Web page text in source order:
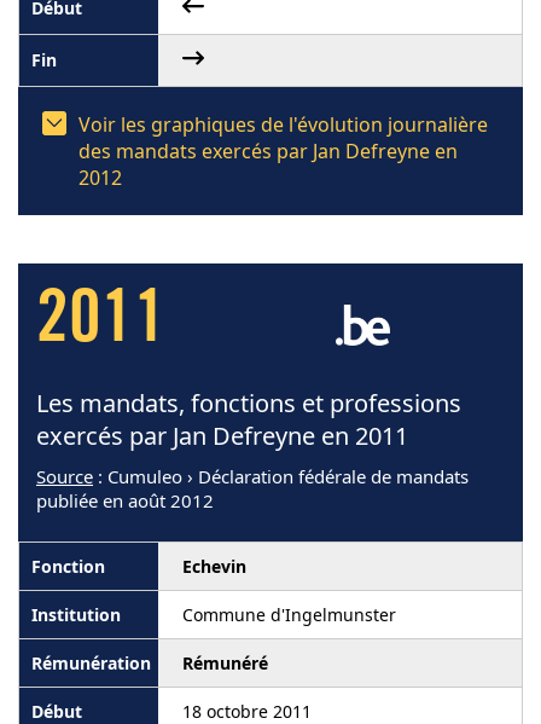
Voir les graphiques de l'évolution journalière
des mandats exercés par Jan Defreyne en
2012
2011
Les mandats, fonctions et professions
exercés par Jan Defreyne en 2011
Source : Cumuleo › Déclaration fédérale de mandats
publiée en août 2012
Echevin
Commune d'Ingelmunster
Rémunéré
18 octobre 2011